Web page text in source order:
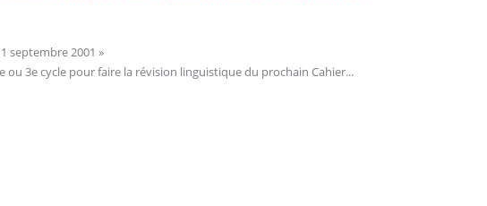
septembre 2001 »
ou 3e cycle pour faire la révision linguistique du prochain Cahier...